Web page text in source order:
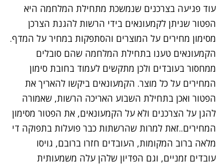
עוד פגיעה בצרכנים שנמשכת מתחילת המלחמה היא
הפטור שניתן לקמעונאים בידי הרשות להגנת הצרכן
מסימון מחירים על המוצרים והסתפקות במחיר על המדף.
הקמעונאים טענו בתחילת המלחמה שהם סובלים
ממחסור בעובדים ולכן מתקשים לעמוד בחובת סימון
המחירים על כל מוצר. הקמעונאים ביקשו להאריך את
הפטור ואכן בתחילת השבוע האריכה הרשות, שאמורה
להגן על הצרכנים ולא על הקמעונאים, את הפטור מסימון
המחירים..זאת למרות שהרשתות כבר פועלות בתפוקה די
מלאה ברוב המקומות, העובדים חזרו ברובם, גויסו
עובדים זמניים, וגם הפדיון שלהן עלה משמעותית